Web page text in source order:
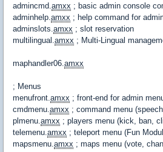
admincmd. amxx ; basic admin console
adminhelp. amxx ; help command for
adminslots. amxx ; slot reservation
multilingual. amxx ; Multi-Lingual
maphandler06. amxx
; Menus
menufront. amxx ; front-end for admin
cmdmenu. amxx ; command menu
plmenu. amxx ; players menu (kick, ban,
telemenu. amxx ; teleport menu (Fun
mapsmenu. amxx ; maps menu (vote,